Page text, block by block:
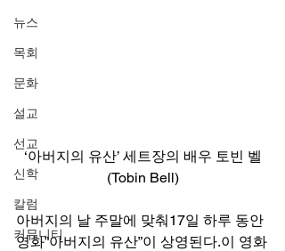
뉴스
목회
문화
설교
선교
신학
칼럼
커뮤니티
‘아버지의 유산’ 세트장의 배우 토빈 벨
(Tobin Bell)
아버지의 날 주말에 맞춰17일 하루 동안
영화”아버지의 유산”이 상영된다.이 영화